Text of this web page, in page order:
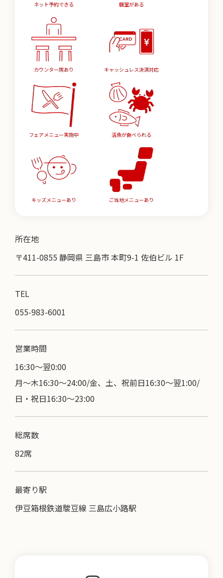
ネット予約できる 個室がある
カウンター席あり キャッシュレス決済対応
フェアメニュー実施中 活魚が食べられる
キッズメニューあり ご当地メニューあり
所在地
〒411-0855 静岡県 三島市 本町9-1 佐伯ビル 1F
TEL
055-983-6001
営業時間
16:30〜翌0:00
月～木16:30～24:00/金、土、祝前日16:30～翌1:00/
日・祝日16:30～23:00
総席数
82席
最寄り駅
伊豆箱根鉄道駿豆線 三島広小路駅